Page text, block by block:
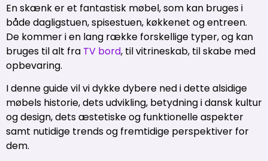
En skænk er et fantastisk møbel, som kan bruges i
både dagligstuen, spisestuen, køkkenet og entreen.
De kommer i en lang række forskellige typer, og kan
bruges til alt fra TV bord, til vitrineskab, til skabe med
opbevaring.
I denne guide vil vi dykke dybere ned i dette alsidige
møbels historie, dets udvikling, betydning i dansk kultur
og design, dets æstetiske og funktionelle aspekter
samt nutidige trends og fremtidige perspektiver for
dem.